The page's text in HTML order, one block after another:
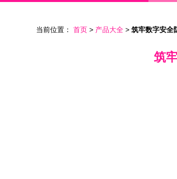
当前位置： 首页 > 产品大全 > 筑牢数字安全
筑